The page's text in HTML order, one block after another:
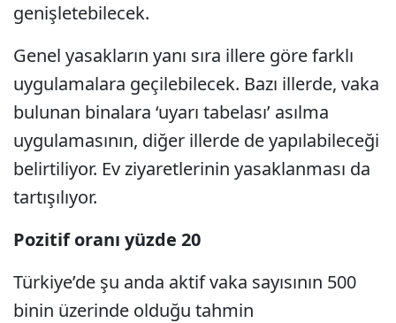
genişletebilecek.
Genel yasakların yanı sıra illere göre farklı
uygulamalara geçilebilecek. Bazı illerde, vaka
bulunan binalara ‘uyarı tabelası’ asılma
uygulamasının, diğer illerde de yapılabileceği
belirtiliyor. Ev ziyaretlerinin yasaklanması da
tartışılıyor.
Pozitif oranı yüzde 20
Türkiye’de şu anda aktif vaka sayısının 500
binin üzerinde olduğu tahmin